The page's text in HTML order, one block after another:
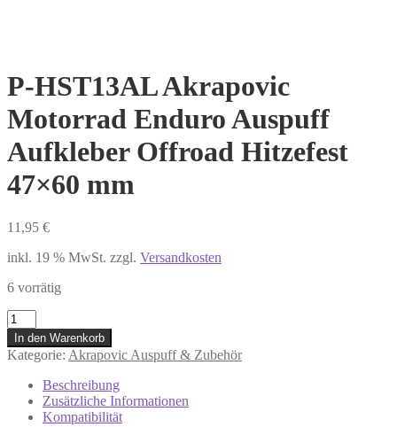
P-HST13AL Akrapovic
Motorrad Enduro Auspuff
Aufkleber Offroad Hitzefest
47×60 mm
11,95 €
inkl. 19 % MwSt. zzgl. Versandkosten
6 vorrätig
P-
HST13AL
Akrapovic
Motorrad
Enduro
Auspuff
Aufkleber
In den Warenkorb
Kategorie: Akrapovic Auspuff & Zubehör
Beschreibung
Zusätzliche Informationen
Kompatibilität